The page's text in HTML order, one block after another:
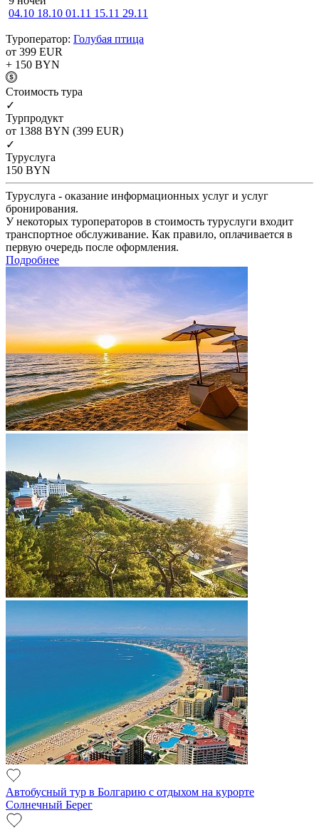
04.10 18.10 01.11 15.11 29.11
Туроператор: Голубая птица
от 399 EUR
+ 150 BYN
Cтоимость тура
✓
Турпродукт
от 1388 BYN (399 EUR)
✓
Туруслуга
150 BYN
Туруслуга - оказание информационных услуг и услуг
бронирования.
У некоторых туроператоров в стоимость туруслуги входит
транспортное обслуживание. Как правило, оплачивается в
первую очередь после оформления.
Подробнее
Автобусный тур в Болгарию с отдыхом на курорте
Солнечный Берег